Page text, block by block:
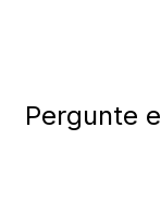
Pergunte